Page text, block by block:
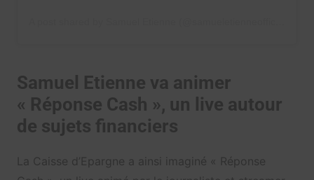
Samuel Etienne va animer
« Réponse Cash », un live autour
de sujets financiers
La Caisse d’Epargne a ainsi imaginé « Réponse